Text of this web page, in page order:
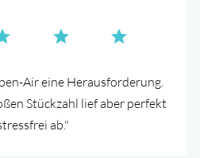
Air eine Herausforderung.
Stückzahl lief aber perfekt
ab."